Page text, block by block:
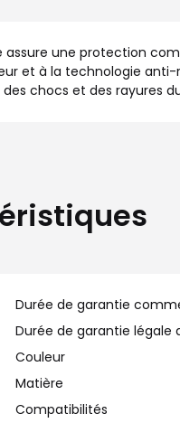
une protection
et à la technologie anti-
chocs et des rayures
Durée de garantie
Durée de garantie légale
Couleur
Matière
Compatibilités